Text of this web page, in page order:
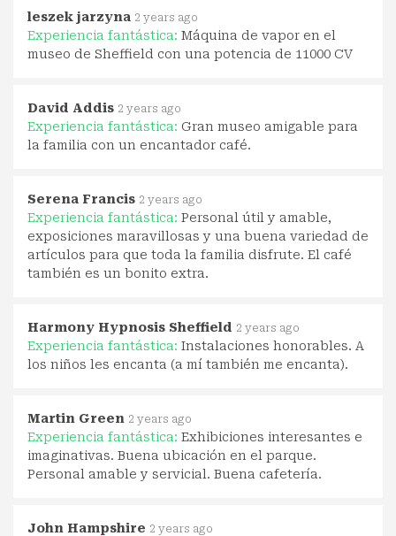
leszek jarzyna 2 years ago
Experiencia fantástica: Máquina de vapor en el
museo de Sheffield con una potencia de 11000 CV
David Addis 2 years ago
Experiencia fantástica: Gran museo amigable para
la familia con un encantador café.
Serena Francis 2 years ago
Experiencia fantástica: Personal útil y amable,
exposiciones maravillosas y una buena variedad de
artículos para que toda la familia disfrute. El café
también es un bonito extra.
Harmony Hypnosis Sheffield 2 years ago
Experiencia fantástica: Instalaciones honorables. A
los niños les encanta (a mí también me encanta).
Martin Green 2 years ago
Experiencia fantástica: Exhibiciones interesantes e
imaginativas. Buena ubicación en el parque.
Personal amable y servicial. Buena cafetería.
John Hampshire 2 years ago